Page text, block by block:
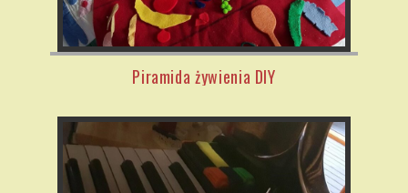
Piramida żywienia DIY